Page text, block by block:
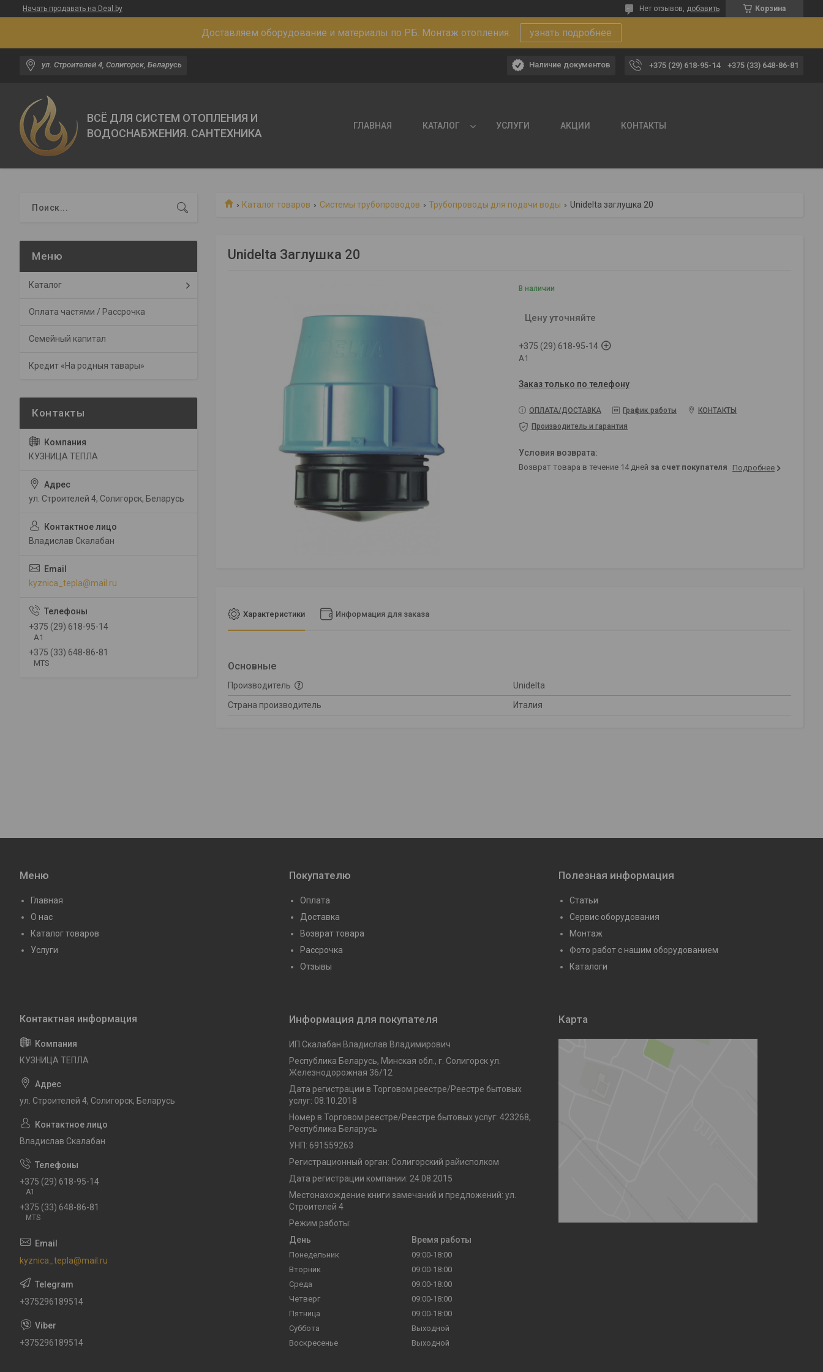
Начать продавать на Deal.by Корзина
Нет отзывов, добавить
Доставляем оборудование и материалы по РБ. Монтаж отопления. узнать подробнее
ул. Строителей 4, Солигорск, Беларусь Наличие документов +375 (29) 618-95-14 +375 (33) 648-86-81
ВСЁ ДЛЯ СИСТЕМ ОТОПЛЕНИЯ И
ВОДОСНАБЖЕНИЯ. САНТЕХНИКА
ГЛАВНАЯ КАТАЛОГ УСЛУГИ АКЦИИ КОНТАКТЫ
Каталог товаров Системы трубопроводов Трубопроводы для подачи воды Unidelta заглушка 20
Unidelta Заглушка 20
В наличии
Цену уточняйте
+375 (29) 618-95-14
A1
Заказ только по телефону
ОПЛАТА/ДОСТАВКА График работы
КОНТАКТЫ
Производитель и гарантия
возврат товара в течение 14 дней за счет покупателя Подробнее
Характеристики Информация для заказа
Основные
Производитель
Unidelta
Страна производитель
Италия
Каталог
Оплата частями / Рассрочка
Семейный капитал
Кредит «На родныя тавары»
КУЗНИЦА ТЕПЛА
ул. Строителей 4, Солигорск, Беларусь
Владислав Скалабан
kyznica_tepla@mail.ru
+375 (29) 618-95-14
A1
+375 (33) 648-86-81
MTS
Меню
Главная
О нас
Каталог товаров
Услуги
Покупателю
Оплата
Доставка
Возврат товара
Рассрочка
Отзывы
Полезная информация
Статьи
Сервис оборудования
Монтаж
Фото работ с нашим оборудованием
Каталоги
КУЗНИЦА ТЕПЛА
ул. Строителей 4, Солигорск, Беларусь
Владислав Скалабан
+375 (29) 618-95-14
A1
+375 (33) 648-86-81
MTS
kyznica_tepla@mail.ru
+375296189514
+375296189514
Информация для покупателя
ИП Скалабан Владислав Владимирович
Республика Беларусь, Минская обл., г. Солигорск ул.
Железнодорожная 36/12
Дата регистрации в Торговом реестре/Реестре бытовых
услуг: 08.10.2018
Номер в Торговом реестре/Реестре бытовых услуг: 423268,
Республика Беларусь
УНП: 691559263
Регистрационный орган: Солигорский райисполком
Дата регистрации компании: 24.08.2015
Местонахождение книги замечаний и предложений: ул.
Строителей 4
Режим работы:
День
Время работы
Понедельник
09:00-18:00
Вторник
09:00-18:00
Среда
09:00-18:00
Четверг
09:00-18:00
Пятница
09:00-18:00
Суббота
Выходной
Воскресенье
Выходной
Карта